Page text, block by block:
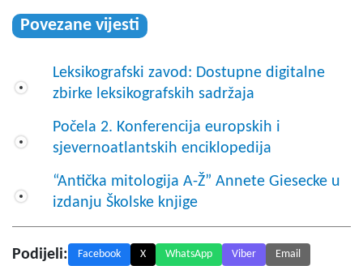
Povezane vijesti
Leksikografski zavod: Dostupne digitalne
zbirke leksikografskih sadržaja
Počela 2. Konferencija europskih i
sjevernoatlantskih enciklopedija
“Antička mitologija A-Ž” Annete Giesecke u
izdanju Školske knjige
Podijeli: Facebook X WhatsApp Viber Email